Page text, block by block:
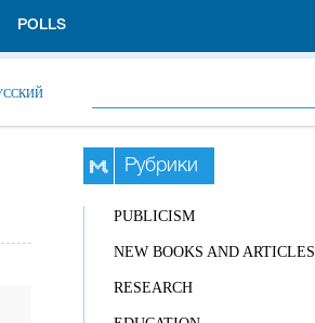
POLLS
Рубрики
PUBLICISM
NEW BOOKS AND ARTICLES
RESEARCH